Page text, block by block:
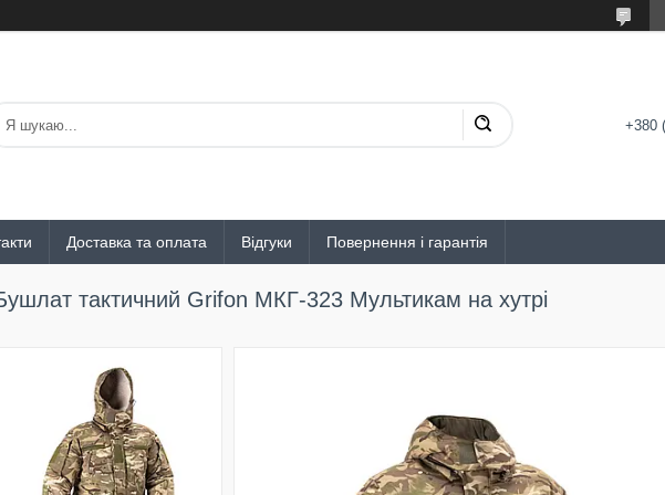
+380
Доставка та оплата Відгуки Повернення і гарантія
тактичний Grifon МКГ-323 Мультикам на хутрі